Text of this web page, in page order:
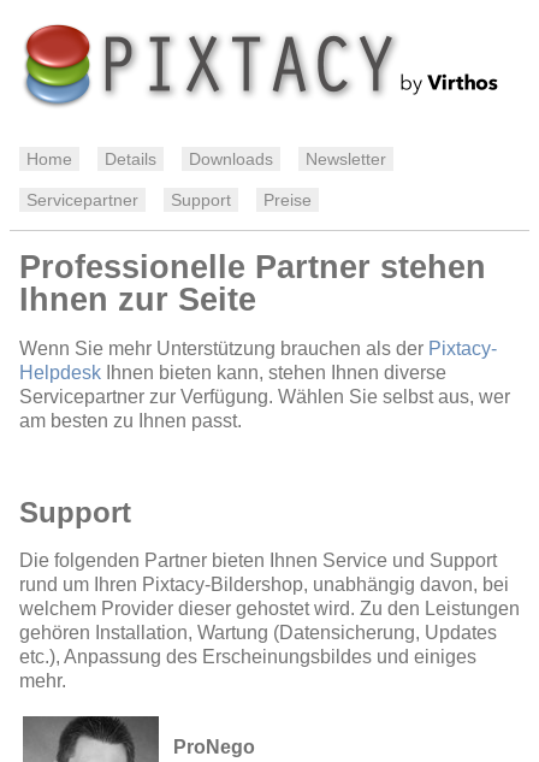
Home Details Downloads Newsletter
Servicepartner Support Preise
Professionelle Partner stehen
Ihnen zur Seite
Wenn Sie mehr Unterstützung brauchen als der Pixtacy-
Helpdesk Ihnen bieten kann, stehen Ihnen diverse
Servicepartner zur Verfügung. Wählen Sie selbst aus, wer
am besten zu Ihnen passt.
Support
Die folgenden Partner bieten Ihnen Service und Support
rund um Ihren Pixtacy-Bildershop, unabhängig davon, bei
welchem Provider dieser gehostet wird. Zu den Leistungen
gehören Installation, Wartung (Datensicherung, Updates
etc.), Anpassung des Erscheinungsbildes und einiges
mehr.
ProNego